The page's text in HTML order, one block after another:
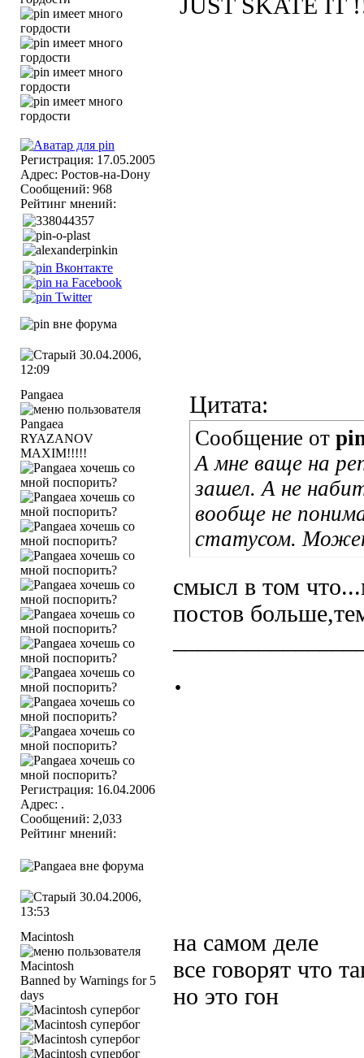
Регистрация: 17.05.2005
Адрес: Ростов-на-Dону
Сообщений: 968
Рейтинг мнений:
JUST SKATE IT
30.04.2006,
12:09
Pangaea
RYAZANOV
MAXIM!!!!!
Регистрация: 16.04.2006
Адрес: .
Сообщений: 2,033
Рейтинг мнений:
Цитата:
Сообщение от
А мне ваще на
зашел. А не
вообще не
статусом.
смысл в том
постов
.
30.04.2006,
13:53
Macintosh
Banned by Warnings for 5
days
на самом деле
все говорят что
но это гон